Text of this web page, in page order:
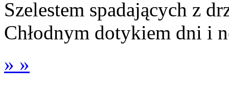
Szelestem spadających z
Chłodnym dotykiem dni i
» »